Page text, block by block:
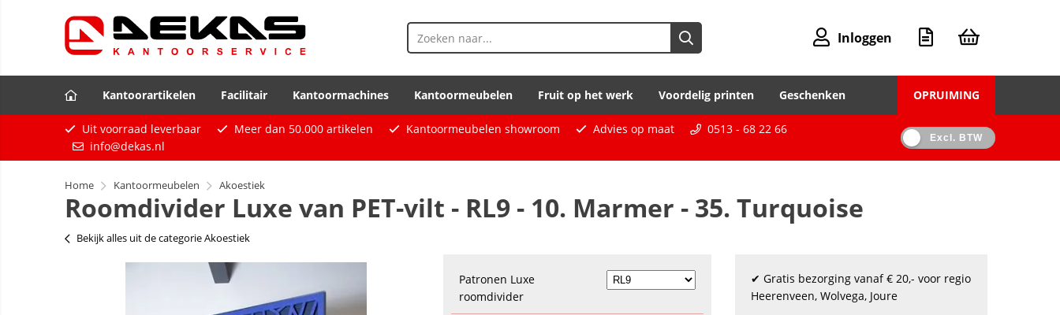
Inloggen
Kantoorartikelen Facilitair Kantoormachines Kantoormeubelen Fruit op het werk Voordelig printen Geschenken OPRUIMING
Uit voorraad leverbaar Meer dan 50.000 artikelen Kantoormeubelen showroom Advies op maat
0513 - 68 22 66
info@dekas.nl
Excl. BTW
Home Kantoormeubelen Akoestiek
Roomdivider Luxe van PET-vilt - RL9 - 10. Marmer - 35. Turquoise
Bekijk alles uit de categorie Akoestiek
Patronen Luxe
roomdivider
✔ Gratis bezorging vanaf € 20,- voor regio
Heerenveen, Wolvega, Joure